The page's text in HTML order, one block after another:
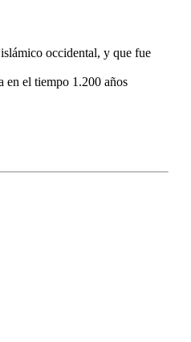
occidental, y que fue
en el tiempo 1.200 años